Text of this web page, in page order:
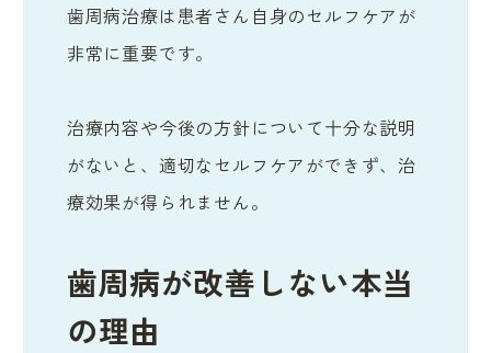
歯周病治療は患者さん自身のセルフケアが
非常に重要です。
治療内容や今後の方針について十分な説明
がないと、適切なセルフケアができず、治
療効果が得られません。
歯周病が改善しない本当
の理由